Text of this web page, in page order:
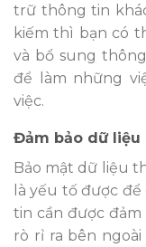
trữ thông tin
kiếm thì bạn có
và bổ sung
để làm những
việc.
Đảm bảo dữ liệu
Bảo mật dữ liệu
là yếu tố được
tin cần được
rò rỉ ra bên